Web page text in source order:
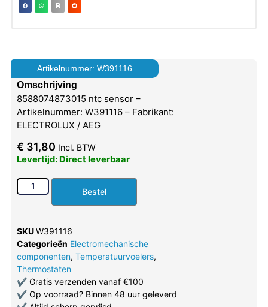
Artikelnummer: W391116
Omschrijving
8588074873015 ntc sensor –
Artikelnummer: W391116 – Fabrikant:
ELECTROLUX / AEG
€ 31,80 Incl. BTW
Levertijd: Direct leverbaar
Bestel
SKUW391116
Categorieën Electromechanische
componenten, Temperatuurvoelers,
Thermostaten
✔Gratis verzenden vanaf €100
✔Op voorraad? Binnen 48 uur geleverd